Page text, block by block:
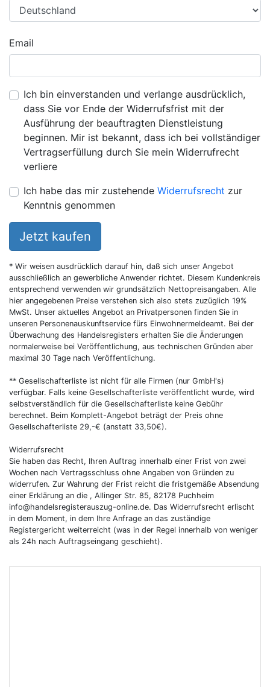
Email
Ich bin einverstanden und verlange ausdrücklich,
dass Sie vor Ende der Widerrufsfrist mit der
Ausführung der beauftragten Dienstleistung
beginnen. Mir ist bekannt, dass ich bei vollständiger
Vertragserfüllung durch Sie mein Widerrufrecht
verliere
Ich habe das mir zustehende Widerrufsrecht zur
Kenntnis genommen
Jetzt kaufen
* Wir weisen ausdrücklich darauf hin, daß sich unser Angebot
ausschließlich an gewerbliche Anwender richtet. Diesem Kundenkreis
entsprechend verwenden wir grundsätzlich Nettopreisangaben. Alle
hier angegebenen Preise verstehen sich also stets zuzüglich 19%
MwSt. Unser aktuelles Angebot an Privatpersonen finden Sie in
unseren Personenauskunftservice fürs Einwohnermeldeamt. Bei der
Überwachung des Handelsregisters erhalten Sie die Änderungen
normalerweise bei Veröffentlichung, aus technischen Gründen aber
maximal 30 Tage nach Veröffentlichung.
** Gesellschafterliste ist nicht für alle Firmen (nur GmbH's)
verfügbar. Falls keine Gesellschafterliste veröffentlicht wurde, wird
selbstverständlich für die Gesellschafterliste keine Gebühr
berechnet. Beim Komplett-Angebot beträgt der Preis ohne
Gesellschafterliste 29,-€ (anstatt 33,50€).
Widerrufsrecht
Sie haben das Recht, Ihren Auftrag innerhalb einer Frist von zwei
Wochen nach Vertragsschluss ohne Angaben von Gründen zu
widerrufen. Zur Wahrung der Frist reicht die fristgemäße Absendung
einer Erklärung an die , Allinger Str. 85, 82178 Puchheim
info@handelsregisterauszug-online.de. Das Widerrufsrecht erlischt
in dem Moment, in dem Ihre Anfrage an das zuständige
Registergericht weiterreicht (was in der Regel innerhalb von weniger
als 24h nach Auftragseingang geschieht).